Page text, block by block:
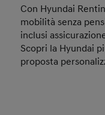
Con Hyundai
mobilità senza
inclusi
Scopri la Hyundai
proposta